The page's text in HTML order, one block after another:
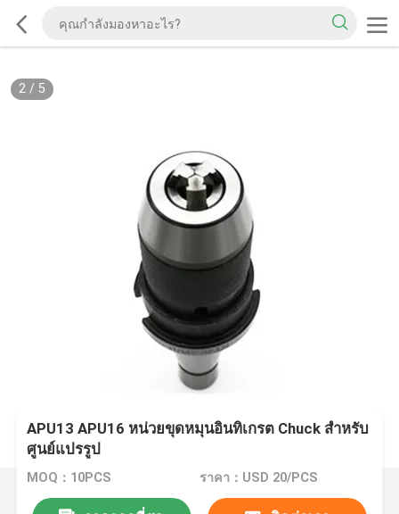
2/ 5
APU13 APU16 หน่วยขุดหมุนอินทิเกรต Chuck สําหรับ
ศูนย์แปรรูป
MOQ：10PCS ราคา：USD 20/PCS